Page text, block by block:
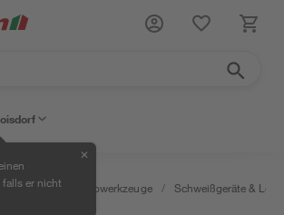
, falls er nicht
✕
/ Elektrowerkzeuge / Schweißgeräte &